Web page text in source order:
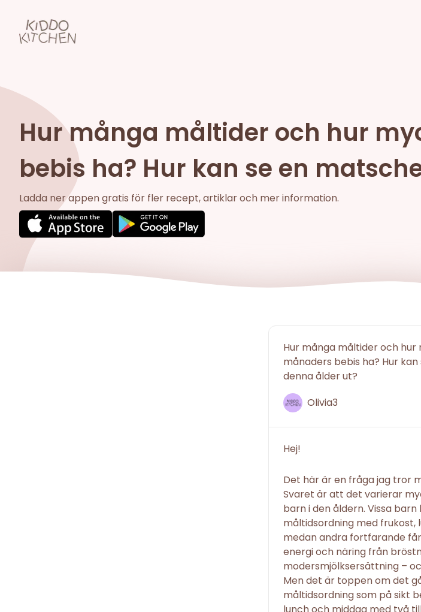
Hur många måltider och hur
bebis ha? Hur kan se en
Ladda ner appen gratis för fler recept, artiklar och mer information.
Hur många måltider och hur
månaders bebis ha? Hur
denna ålder ut?
Olivia3
Hej!
Det här är en fråga jag tror
Svaret är att det varierar
barn i den åldern. Vissa
måltidsordning med frukost,
medan andra fortfarande
energi och näring från
modersmjölksersättning –
Men det är toppen om det
måltidsordning som på sikt